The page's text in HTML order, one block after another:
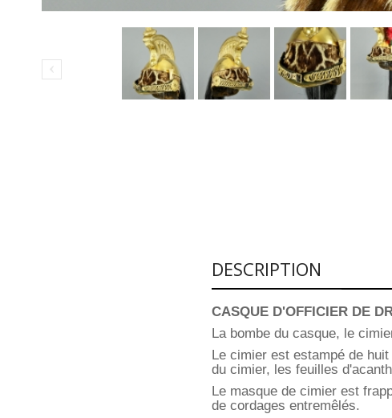
DESCRIPTION
CASQUE D'OFFICIER DE
La bombe du casque, le
Le cimier est estampé de
du cimier, les feuilles
Le masque de cimier est
de cordages entremêlés.